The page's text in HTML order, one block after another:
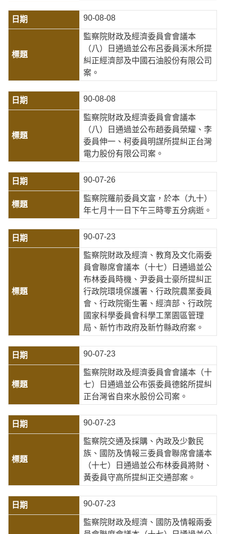
90-08-08
監察院財政及經濟委員會會議本
（八）日通過並公布呂委員溪木所提
糾正經濟部及中國石油股份有限公司
案。
90-08-08
監察院財政及經濟委員會會議本
（八）日通過並公布趙委員榮耀、李
委員伸一、柯委員明謀所提糾正台灣
電力股份有限公司案。
90-07-26
監察院羅前委員文富，於本（九十）
年七月十一日下午三時零五分病逝。
90-07-23
監察院財政及經濟、教育及文化兩委
員會聯席會議本（十七）日通過並公
布林委員時機、尹委員士豪所提糾正
行政院環境保護署、行政院農業委員
會、行政院衛生署、經濟部、行政院
國家科學委員會科學工業園區管理
局、新竹市政府及新竹縣政府案。
90-07-23
監察院財政及經濟委員會會議本（十
七）日通過並公布張委員德銘所提糾
正台灣省自來水股份公司案。
90-07-23
監察院交通及採購、內政及少數民
族、國防及情報三委員會聯席會議本
（十七）日通過並公布林委員將財、
黃委員守高所提糾正交通部案。
90-07-23
監察院財政及經濟、國防及情報兩委